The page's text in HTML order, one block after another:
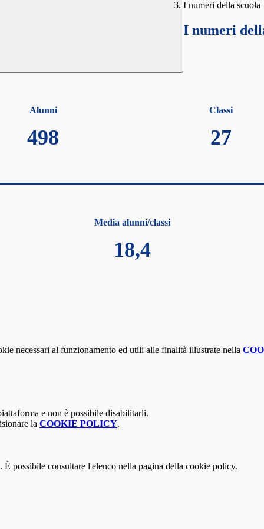
I numeri della scuola
I numeri
Alunni
498
Classi
27
Media alunni/classi
18,4
necessari al funzionamento ed utili alle finalità illustrate nella
e non è possibile disabilitarli.
la COOKIE POLICY.
possibile consultare l'elenco nella pagina della cookie policy.